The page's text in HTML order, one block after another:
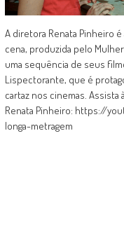
A diretora Renata Pinheiro
cena, produzida pelo
uma sequência de seus
Lispectorante, que é
cartaz nos cinemas.
Renata Pinheiro: https://
longa-metragem